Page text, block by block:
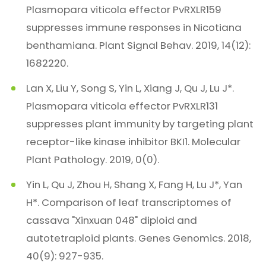
Plasmopara viticola effector PvRXLR159
suppresses immune responses in Nicotiana
benthamiana. Plant Signal Behav. 2019, 14(12):
1682220.
Lan X, Liu Y, Song S, Yin L, Xiang J, Qu J, Lu J*.
Plasmopara viticola effector PvRXLR131
suppresses plant immunity by targeting plant
receptor-like kinase inhibitor BKI1. Molecular
Plant Pathology. 2019, 0(0).
Yin L, Qu J, Zhou H, Shang X, Fang H, Lu J*, Yan
H*. Comparison of leaf transcriptomes of
cassava "Xinxuan 048" diploid and
autotetraploid plants. Genes Genomics. 2018,
40(9): 927-935.